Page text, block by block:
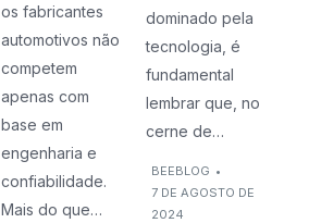
os fabricantes
automotivos não
competem
apenas com
base em
engenharia e
confiabilidade.
Mais do que…
dominado pela
tecnologia, é
fundamental
lembrar que, no
cerne de…
BEEBLOG •
7 DE AGOSTO DE
2024